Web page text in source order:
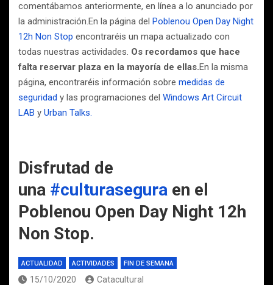
comentábamos anteriormente, en línea a lo anunciado por
la administración.En la página del Poblenou Open Day Night
12h Non Stop encontraréis un mapa actualizado con
todas nuestras actividades. Os recordamos que hace
falta reservar plaza en la mayoría de ellas.En la misma
página, encontraréis información sobre medidas de
seguridad y las programaciones del Windows Art Circuit
LAB y Urban Talks.
Disfrutad de
una #culturasegura en el
Poblenou Open Day Night 12h
Non Stop.
ACTUALIDAD ACTIVIDADES FIN DE SEMANA
15/10/2020 Catacultural